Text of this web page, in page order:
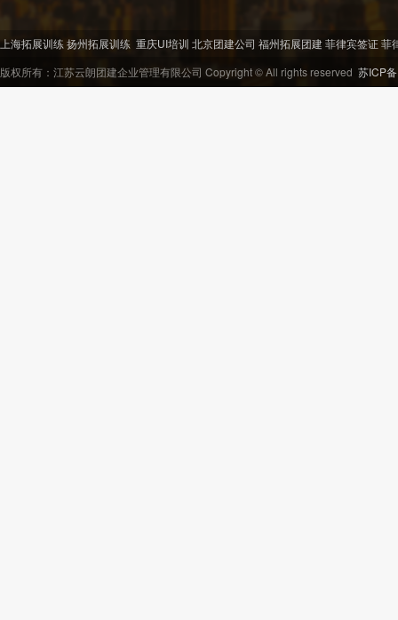
上海拓展训练 扬州拓展训练 重庆UI培训 北京团建公司 福州拓展团建菲律宾签证菲
版权所有：江苏云朗团建企业管理有限公司 Copyright © All rights reserved 苏ICP